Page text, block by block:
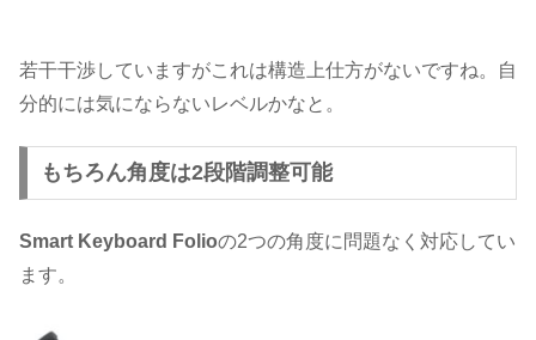
若干干渉していますがこれは構造上仕方がないですね。自
分的には気にならないレベルかなと。
もちろん角度は2段階調整可能
Smart Keyboard Folioの2つの角度に問題なく対応してい
ます。